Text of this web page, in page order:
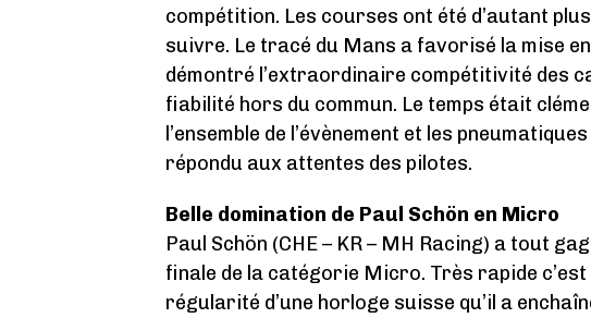
compétition. Les courses ont été d’autant
suivre. Le tracé du Mans a favorisé la mise
démontré l’extraordinaire compétitivité des
fiabilité hors du commun. Le temps était
l’ensemble de l’évènement et les
répondu aux attentes des pilotes.
Belle domination de Paul Schön en Micro
Paul Schön (CHE – KR – MH Racing) a tout
finale de la catégorie Micro. Très rapide
régularité d’une horloge suisse qu’il a